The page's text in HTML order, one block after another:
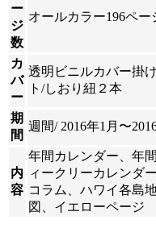
ー
ジ
数
オールカラー196ペー
カ
バ
ー
透明ビニルカバー掛
ト/しおり紐２本
期
間
週間/ 2016年1月〜
内
容
年間カレンダー、年
ィークリーカレンダ
コラム、ハワイ各島
図、イエローページ